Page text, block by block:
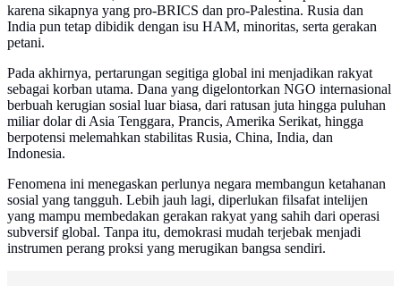
karena sikapnya yang pro-BRICS dan pro-Palestina. Rusia dan
India pun tetap dibidik dengan isu HAM, minoritas, serta gerakan
petani.
Pada akhirnya, pertarungan segitiga global ini menjadikan rakyat
sebagai korban utama. Dana yang digelontorkan NGO internasional
berbuah kerugian sosial luar biasa, dari ratusan juta hingga puluhan
miliar dolar di Asia Tenggara, Prancis, Amerika Serikat, hingga
berpotensi melemahkan stabilitas Rusia, China, India, dan
Indonesia.
Fenomena ini menegaskan perlunya negara membangun ketahanan
sosial yang tangguh. Lebih jauh lagi, diperlukan filsafat intelijen
yang mampu membedakan gerakan rakyat yang sahih dari operasi
subversif global. Tanpa itu, demokrasi mudah terjebak menjadi
instrumen perang proksi yang merugikan bangsa sendiri.